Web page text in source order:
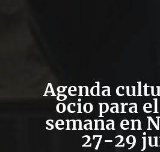
Agenda
ocio para
semana en
27-29